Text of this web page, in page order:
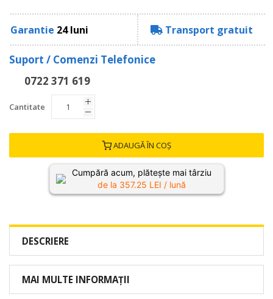
Garantie 24 luni Transport gratuit
Suport / Comenzi Telefonice
0722 371 619
Cantitate
ADAUGĂ ÎN COȘ
Cumpără acum, plătește mai târziu
de la 357.25 LEI / lună
DESCRIERE
MAI MULTE INFORMAȚII